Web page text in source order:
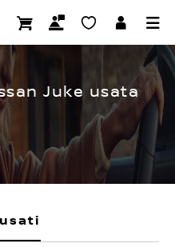
Juke usata